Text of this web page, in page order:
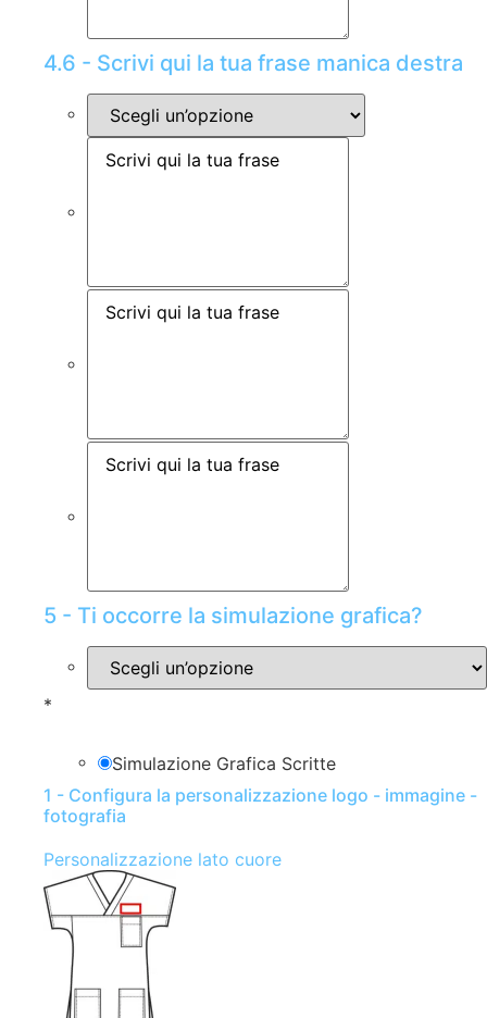
4.6 - Scrivi qui la tua frase manica destra
5 - Ti occorre la simulazione grafica?
*
Simulazione Grafica Scritte
1 - Configura la personalizzazione logo - immagine -
fotografia
Personalizzazione lato cuore